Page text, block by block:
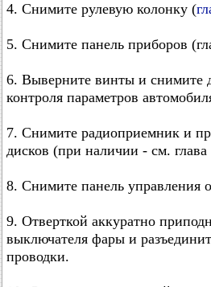
4. Снимите рулевую колонку (
5. Снимите панель приборов
6. Выверните винты и снимите
контроля параметров
7. Снимите радиоприемник и
дисков (при наличии - см. глава
8. Снимите панель управления
9. Отверткой аккуратно
выключателя фары и
проводки.